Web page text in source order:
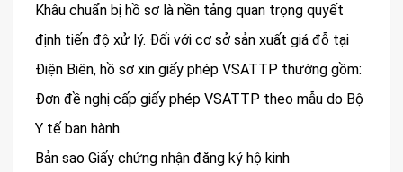
Khâu chuẩn bị hồ sơ là nền tảng quan trọng quyết
định tiến độ xử lý. Đối với cơ sở sản xuất giá đỗ tại
Điện Biên, hồ sơ xin giấy phép VSATTP thường gồm:
Đơn đề nghị cấp giấy phép VSATTP theo mẫu do Bộ
Y tế ban hành.
Bản sao Giấy chứng nhận đăng ký hộ kinh